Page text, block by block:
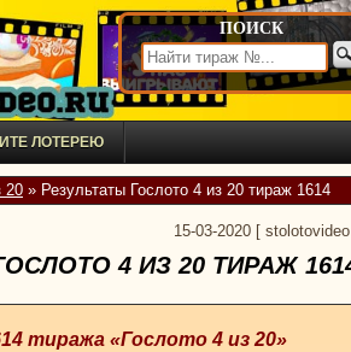
ПОИСК
ЛОТЕРЕЮ
20 » Результаты Гослото 4 из 20 тираж 1614
15-03-2020
4 ИЗ 20 ТИРАЖ
тиража «Гослото 4 из 20»